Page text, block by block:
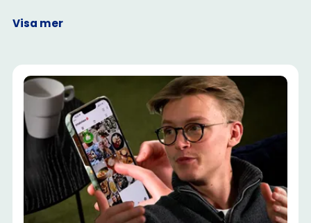
Visa mer